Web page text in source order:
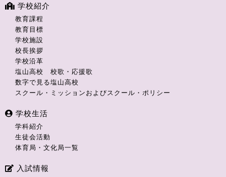
学校紹介
教育課程
教育目標
学校施設
校長挨拶
学校沿革
塩山高校 校歌・応援歌
数字で見る塩山高校
スクール・ミッションおよびスクール・ポリシー
学校生活
学科紹介
生徒会活動
体育局・文化局一覧
入試情報